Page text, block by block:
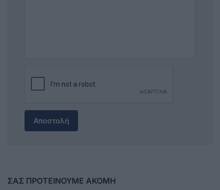
Αποστολή
ΣΑΣ ΠΡΟΤΕΙΝΟΥΜΕ ΑΚΟΜΗ